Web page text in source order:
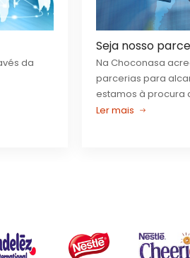
da
Seja nosso
Na Choconasa
parcerias para
estamos à procura
que ...
Ler mais